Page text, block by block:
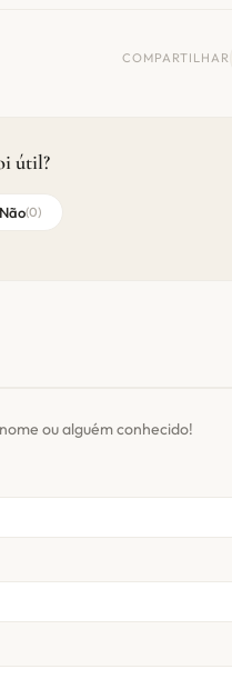
COMPARTILHAR
útil?
Não(0)
ou alguém conhecido!